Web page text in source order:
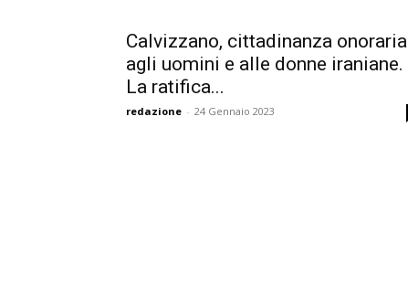
Calvizzano, cittadinanza onoraria
agli uomini e alle donne iraniane.
La ratifica...
redazione - 24 Gennaio 2023